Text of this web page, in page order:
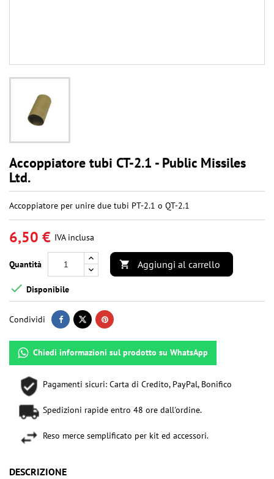
Accoppiatore tubi CT-2.1 - Public Missiles
Ltd.
Accoppiatore per unire due tubi PT-2.1 o QT-2.1
6,50 € IVA inclusa
Quantità  Aggiungi al carrello
 Disponibile
Condividi
Chiedi informazioni sul prodotto su WhatsApp
Pagamenti sicuri: Carta di Credito, PayPal, Bonifico
Spedizioni rapide entro 48 ore dall'ordine.
Reso merce semplificato per kit ed accessori.
DESCRIZIONE